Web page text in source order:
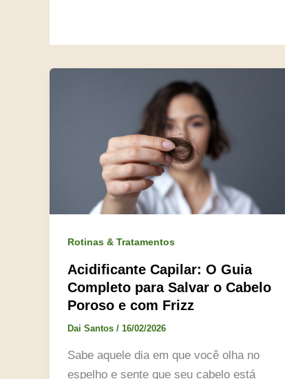
Rotinas & Tratamentos
Acidificante Capilar: O Guia
Completo para Salvar o Cabelo
Poroso e com Frizz
Dai Santos / 16/02/2026
Sabe aquele dia em que você olha no
espelho e sente que seu cabelo está